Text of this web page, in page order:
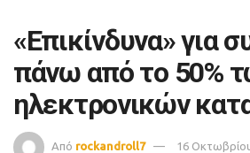
«Επικίνδυνα» για
πάνω από το 50%
ηλεκτρονικών
Από rockandroll7 16